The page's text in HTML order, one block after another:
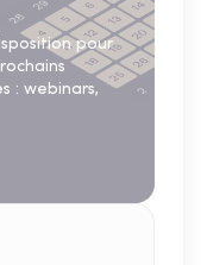
pour
: webinars,